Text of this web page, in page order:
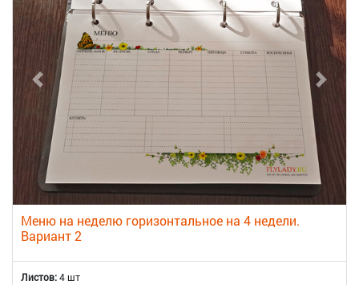
Меню на неделю горизонтальное на 4 недели.
Вариант 2
Листов:4 шт